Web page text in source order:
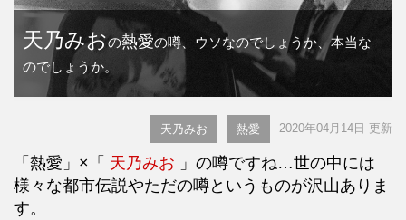
天乃みおの熱愛の噂、ウソなのでしょうか、本当な
のでしょうか。
天乃みお 熱愛 2020年04月14日 更新
「熱愛」×「 天乃みお 」の噂ですね…世の中には
様々な都市伝説やただの噂というものが沢山ありま
す。